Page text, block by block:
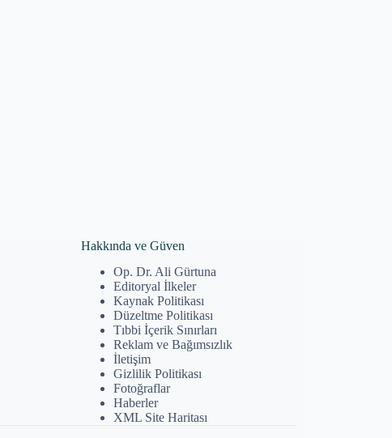
Hakkında ve Güven
Op. Dr. Ali Gürtuna
Editoryal İlkeler
Kaynak Politikası
Düzeltme Politikası
Tıbbi İçerik Sınırları
Reklam ve Bağımsızlık
İletişim
Gizlilik Politikası
Fotoğraflar
Haberler
XML Site Haritası